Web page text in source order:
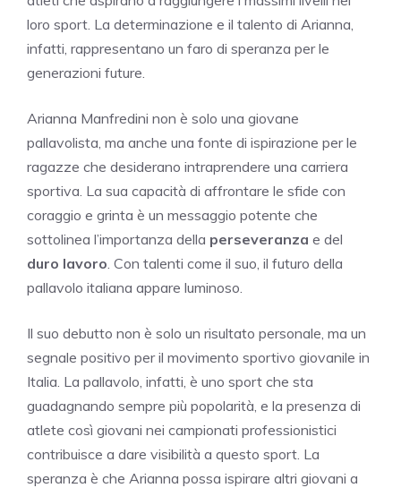
loro sport. La determinazione e il talento di Arianna,
infatti, rappresentano un faro di speranza per le
generazioni future.
Arianna Manfredini non è solo una giovane
pallavolista, ma anche una fonte di ispirazione per le
ragazze che desiderano intraprendere una carriera
sportiva. La sua capacità di affrontare le sfide con
coraggio e grinta è un messaggio potente che
sottolinea l’importanza della perseveranza e del
duro lavoro . Con talenti come il suo, il futuro della
pallavolo italiana appare luminoso.
Il suo debutto non è solo un risultato personale, ma un
segnale positivo per il movimento sportivo giovanile in
Italia. La pallavolo, infatti, è uno sport che sta
guadagnando sempre più popolarità, e la presenza di
atlete così giovani nei campionati professionistici
contribuisce a dare visibilità a questo sport. La
speranza è che Arianna possa ispirare altri giovani a